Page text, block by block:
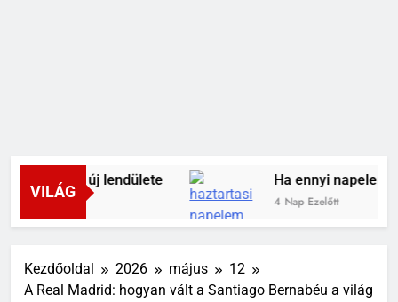
VILÁG
új lendülete Ha ennyi napelemünk
4 Nap Ezelőtt
Kezdőoldal 2026 május
12
A Real Madrid: hogyan vált a Santiago Bernabéu a világ